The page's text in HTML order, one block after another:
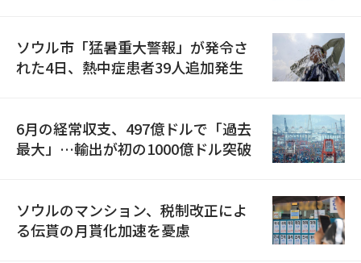
ソウル市「猛暑重大警報」が発令さ
れた4日、熱中症患者39人追加発生
6月の経常収支、497億ドルで「過去
最大」…輸出が初の1000億ドル突破
ソウルのマンション、税制改正によ
る伝貰の月貰化加速を憂慮